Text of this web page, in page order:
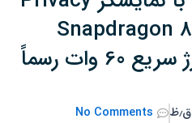
Display، پردازنده Snapdragon 8
Elite Gen 5 و شارژ سریع 60 وات رسماً
No Comments